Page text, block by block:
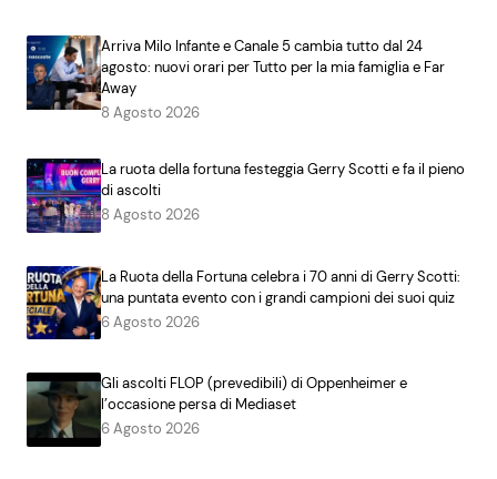
Arriva Milo Infante e Canale 5 cambia tutto dal 24
agosto: nuovi orari per Tutto per la mia famiglia e Far
Away
8 Agosto 2026
La ruota della fortuna festeggia Gerry Scotti e fa il pieno
di ascolti
8 Agosto 2026
La Ruota della Fortuna celebra i 70 anni di Gerry Scotti:
una puntata evento con i grandi campioni dei suoi quiz
6 Agosto 2026
Gli ascolti FLOP (prevedibili) di Oppenheimer e
l’occasione persa di Mediaset
6 Agosto 2026